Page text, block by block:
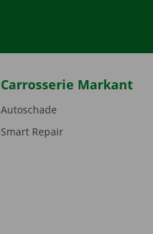
Carrosserie Markant
Autoschade
Smart Repair